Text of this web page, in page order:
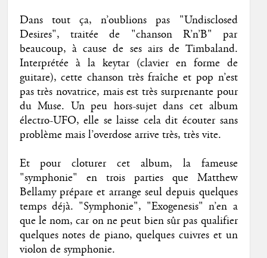
Dans tout ça, n’oublions pas "Undisclosed
Desires", traitée de "chanson R’n’B" par
beaucoup, à cause de ses airs de Timbaland.
Interprétée à la keytar (clavier en forme de
guitare), cette chanson très fraîche et pop n’est
pas très novatrice, mais est très surprenante pour
du Muse. Un peu hors-sujet dans cet album
électro-UFO, elle se laisse cela dit écouter sans
problème mais l’overdose arrive très, très vite.
Et pour cloturer cet album, la fameuse
"symphonie" en trois parties que Matthew
Bellamy prépare et arrange seul depuis quelques
temps déjà. "Symphonie", "Exogenesis" n’en a
que le nom, car on ne peut bien sûr pas qualifier
quelques notes de piano, quelques cuivres et un
violon de symphonie.